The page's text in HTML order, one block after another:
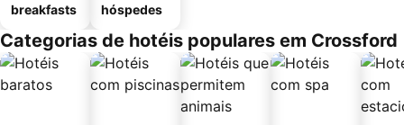
breakfasts
hóspedes
Categorias de hotéis populares em Crossford